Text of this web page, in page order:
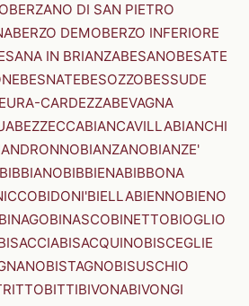
BERZANO DI SAN PIETRO
BERZO DEMOBERZO INFERIORE
IN BRIANZABESANOBESATE
BESNATEBESOZZOBESSUDE
CARDEZZABEVAGNA
BEZZECCABIANCAVILLABIANCHI
BIANZANOBIANZE'
BIBBIANOBIBBIENABIBBONA
BIDONI'BIELLABIENNOBIENO
BINAGOBINASCOBINETTOBIOGLIO
BISACQUINOBISCEGLIE
BISTAGNOBISUSCHIO
BITTIBIVONABIVONGI